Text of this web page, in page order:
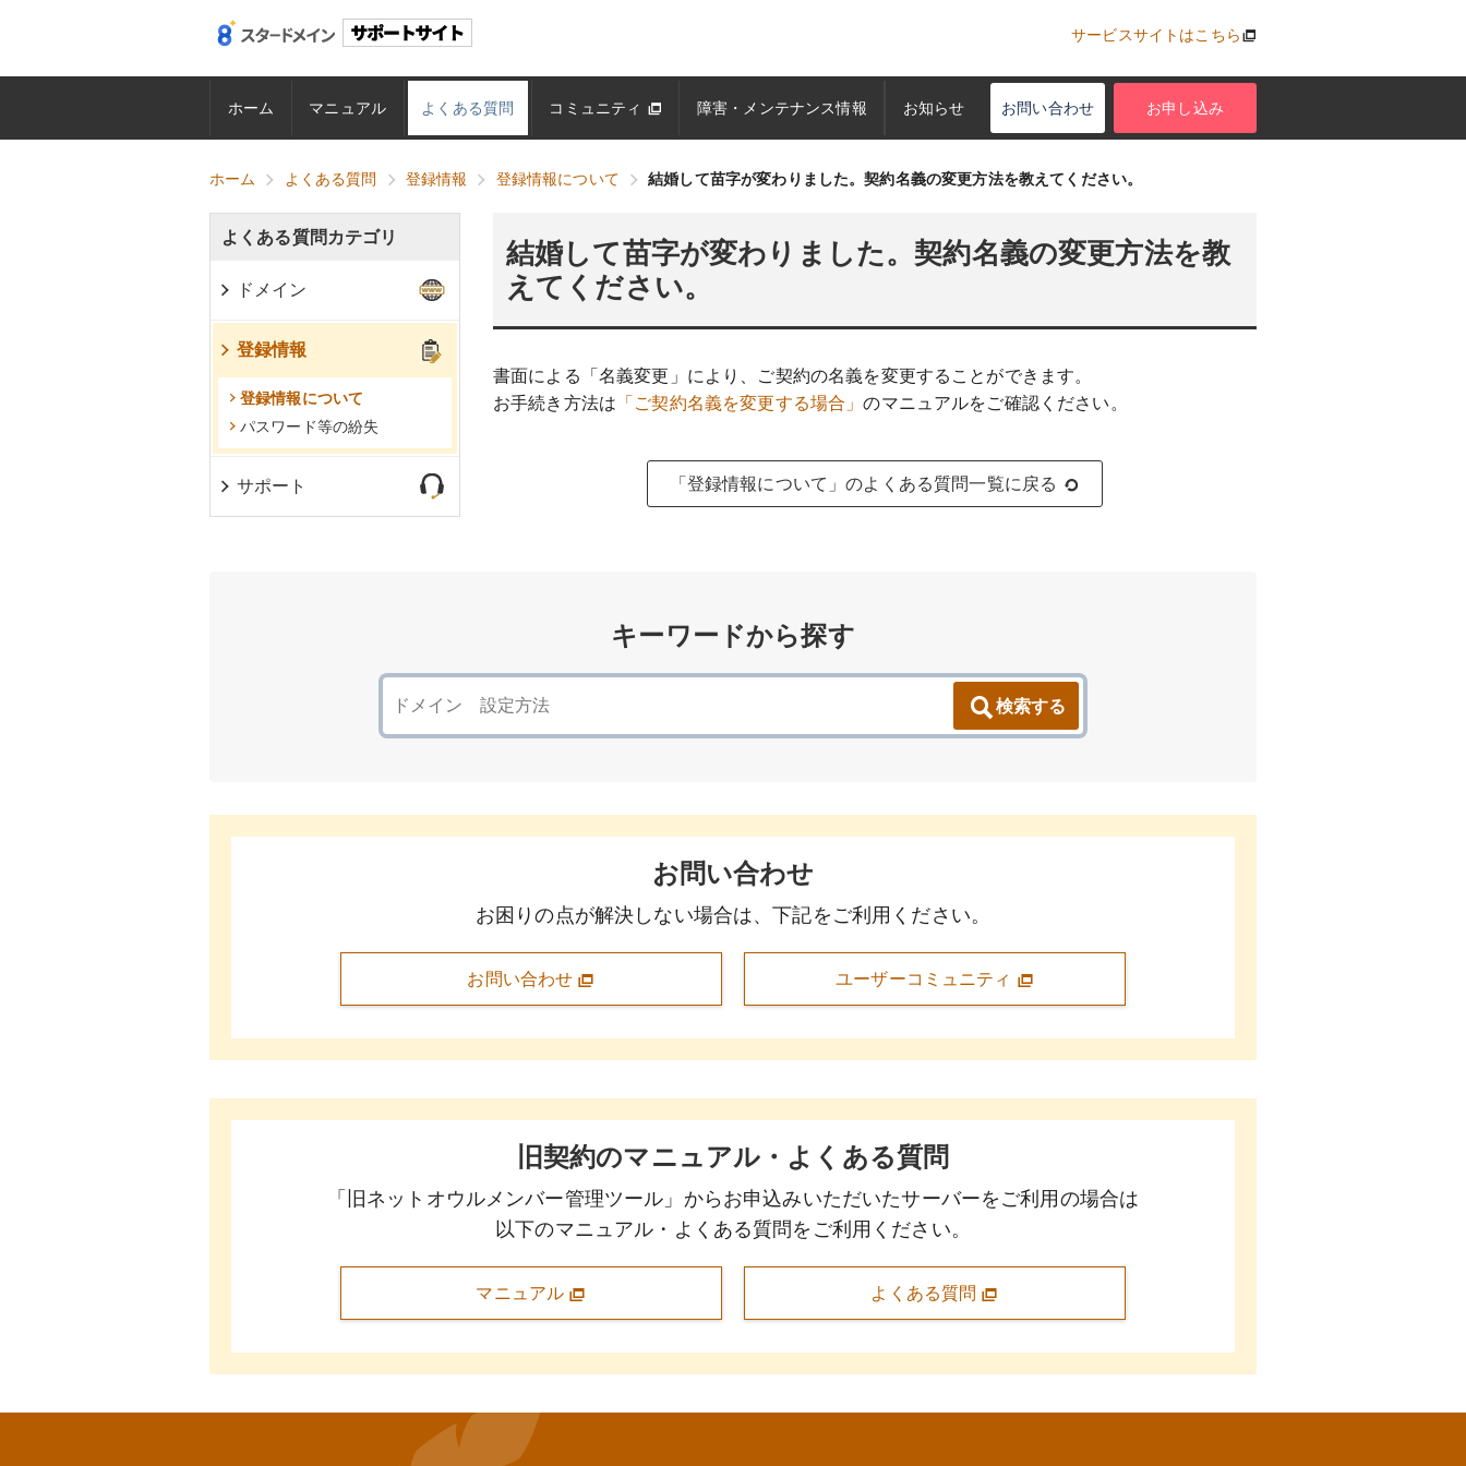
サービスサイトはこちら
ホーム マニュアル よくある質問 コミュニティ 障害・メンテナンス情報 お知らせ お問い合わせ お申し込み
ホーム よくある質問 登録情報 登録情報について 結婚して苗字が変わりました。契約名義の変更方法を教えてください。
結婚して苗字が変わりました。契約名義の変更方法を教
えてください。
書面による「名義変更」により、ご契約の名義を変更することができます。
お手続き方法は 「ご契約名義を変更する場合」のマニュアルをご確認ください。
「登録情報について」のよくある質問一覧に戻る
よくある質問カテゴリ
ドメイン
登録情報
登録情報について
パスワード等の紛失
サポート
キーワードから探す
検索する
お問い合わせ
お困りの点が解決しない場合は、下記をご利用ください。
お問い合わせ ユーザーコミュニティ
旧契約のマニュアル・よくある質問
「旧ネットオウルメンバー管理ツール」からお申込みいただいたサーバーをご利用の場合は
以下のマニュアル・よくある質問をご利用ください。
マニュアル よくある質問